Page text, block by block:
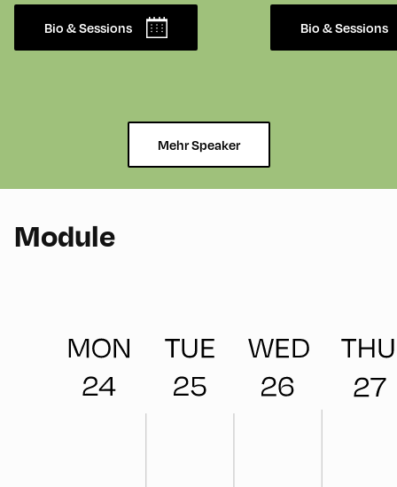
Bio & Sessions Bio & Sessions
Mehr Speaker
Module